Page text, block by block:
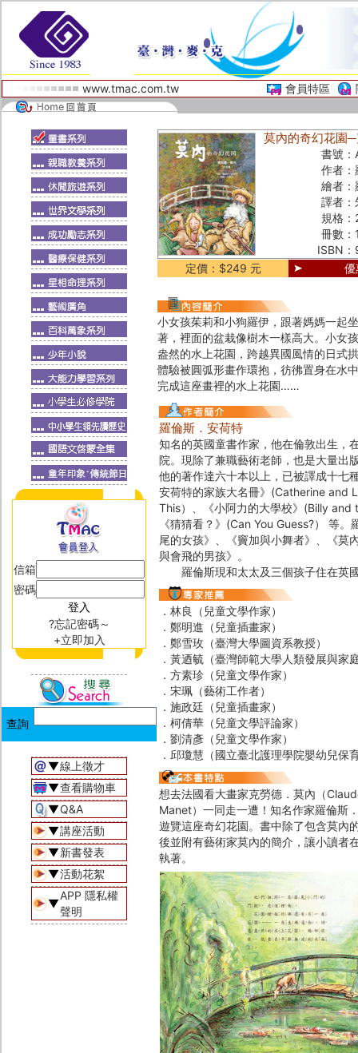
www.tmac.com.tw 會員特區
信箱
密碼
?忘記密碼～
+立即加入
▼線上徵才
▼查看購物車
▼Q&A
▼講座活動
▼新書發表
▼活動花絮
▼
APP 隱私權
聲明
莫內的奇幻花園
書號：
作者：
繪者：
譯者：
規格：
冊數：
ISBN：
定價：$249 元
小女孩茱莉和小狗羅伊，跟著媽媽一起
著，裡面的盆栽像樹木一樣高大。小女
盎然的水上花園，跨越異國風情的日式
體驗被圓弧形畫作環抱，彷彿置身在水
完成這座畫裡的水上花園……
羅倫斯．安荷特
知名的英國童書作家，他在倫敦出生，
院。現除了兼職藝術老師，也是大量出
他的著作達六十本以上，已被譯成十七
安荷特的家族大名冊》(Catherine and
This）、《小阿力的大學校》(Billy
《猜猜看？》(Can You Guess?） 等
尾的女孩》、《竇加與小舞者》、《莫
與會飛的男孩》。
羅倫斯現和太太及三個孩子住在英
．林良（兒童文學作家）
．鄭明進（兒童插畫家）
．鄭雪玫（臺灣大學圖資系教授）
．黃迺毓（臺灣師範大學人類發展與家
．方素珍（兒童文學作家）
．宋珮（藝術工作者）
．施政廷（兒童插畫家）
．柯倩華（兒童文學評論家）
．劉清彥（兒童文學作家）
．邱瓊慧（國立臺北護理學院嬰幼兒保
想去法國看大畫家克勞德．莫內（
Manet）一同走一遭！知名作家羅倫斯
遊覽這座奇幻花園。書中除了包含莫內
後並附有藝術家莫內的簡介，讓小讀者
執著。